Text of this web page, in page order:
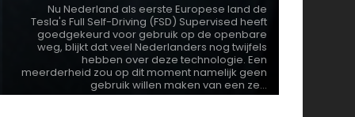
Nu Nederland als eerste Europese land de
Tesla's Full Self-Driving (FSD) Supervised heeft
goedgekeurd voor gebruik op de openbare
weg, blijkt dat veel Nederlanders nog twijfels
hebben over deze technologie. Een
meerderheid zou op dit moment namelijk geen
gebruik willen maken van een ze...